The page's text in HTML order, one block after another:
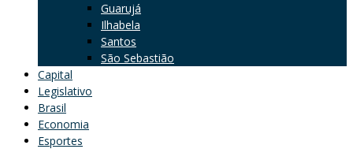
Guarujá
Ilhabela
Santos
São Sebastião
Capital
Legislativo
Brasil
Economia
Esportes